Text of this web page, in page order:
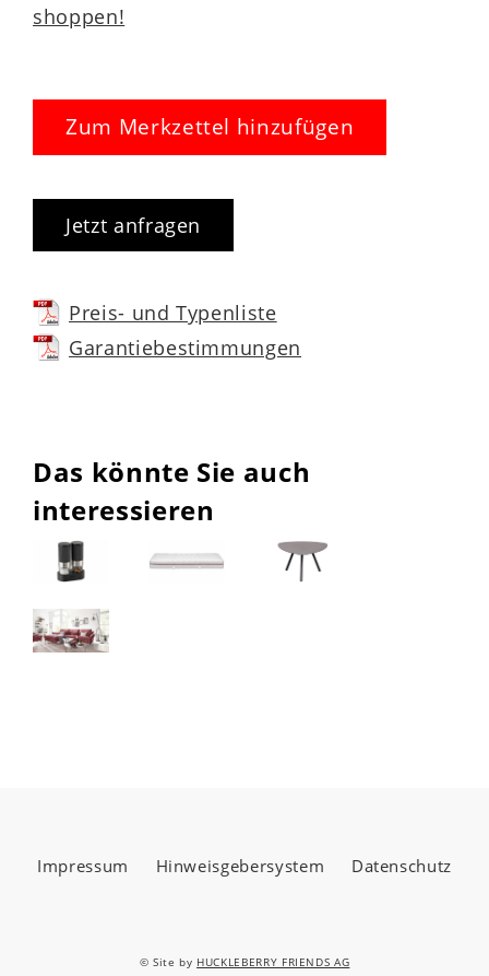
shoppen!
Zum Merkzettel hinzufügen
Jetzt anfragen
Preis- und Typenliste
Garantiebestimmungen
Das könnte Sie auch
interessieren
Impressum Hinweisgebersystem Datenschutz
© Site by HUCKLEBERRY FRIENDS AG